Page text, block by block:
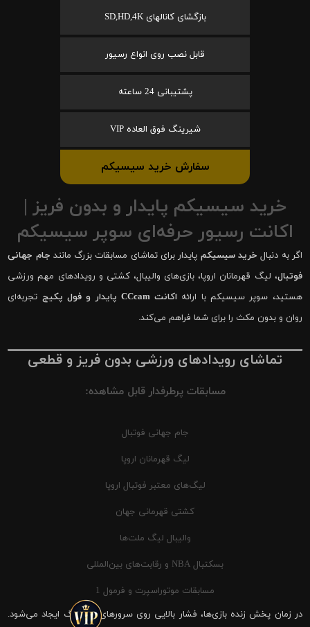
بازگشای کانالهای SD,HD,4K
قابل نصب روی انواع رسیور
پشتیبانی 24 ساعته
شیرینگ فوق العاده VIP
سفارش خرید سیسیکم
خرید سیسیکم پایدار و بدون فریز |
اکانت رسیور حرفه‌ای سوپر سیسیکم
اگر به دنبال خرید سیسیکم پایدار برای تماشای مسابقات بزرگ مانند جام جهانی
فوتبال، لیگ قهرمانان اروپا، بازی‌های والیبال، کشتی و رویدادهای مهم ورزشی
هستید، سوپر سیسیکم با ارائه اکانت CCcam پایدار و فول پکیج
تجربه‌ای
روان و بدون مکث را برای شما فراهم می‌کند.
تماشای رویدادهای ورزشی بدون فریز و قطعی
مسابقات پرطرفدار قابل مشاهده:
جام جهانی فوتبال
لیگ قهرمانان اروپا
لیگ‌های معتبر فوتبال اروپا
کشتی قهرمانی جهان
والیبال لیگ ملت‌ها
بسکتبال NBA و رقابت‌های بین‌المللی
مسابقات موتوراسپرت و فرمول 1
در زمان پخش زنده بازی‌ها، فشار بالایی روی سرورهای شیرینگ ایجاد می‌شود.